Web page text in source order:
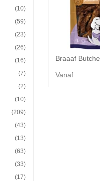
(10)
(59)
(23)
(26)
(16)
(7)
(2)
(10)
(209)
(43)
(13)
(63)
(33)
(17)
Vanaf